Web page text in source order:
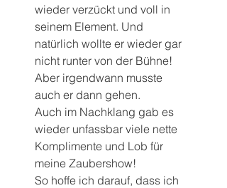
wieder verzückt und voll in
seinem Element. Und
natürlich wollte er wieder gar
nicht runter von der Bühne!
Aber irgendwann musste
auch er dann gehen.
Auch im Nachklang gab es
wieder unfassbar viele nette
Komplimente und Lob für
meine Zaubershow!
So hoffe ich darauf, dass ich